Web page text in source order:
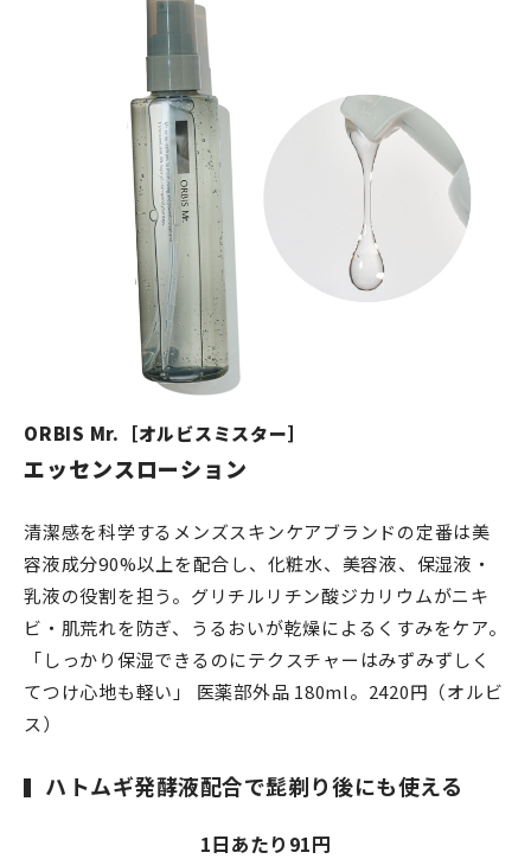
ORBIS Mr.［オルビスミスター］
エッセンスローション
清潔感を科学するメンズスキンケアブランドの定番は美
容液成分90%以上を配合し、化粧水、美容液、保湿液・
乳液の役割を担う。グリチルリチン酸ジカリウムがニキ
ビ・肌荒れを防ぎ、うるおいが乾燥によるくすみをケア。
「しっかり保湿できるのにテクスチャーはみずみずしく
てつけ心地も軽い」 医薬部外品 180ml。2420円（オルビ
ス）
ハトムギ発酵液配合で髭剃り後にも使える
1日あたり91円